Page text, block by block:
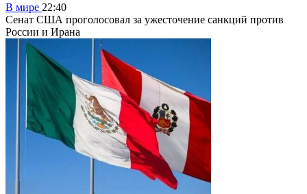
В мире 22:40
Сенат США проголосовал за ужесточение санкций против
России и Ирана